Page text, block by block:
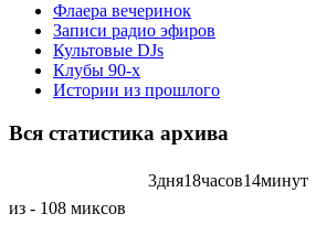
Флаера вечеринок
Записи радио эфиров
Культовые DJs
Клубы 90-х
Истории из прошлого
Вся статистика архива
3дня18часов14минут
из - 108 миксов